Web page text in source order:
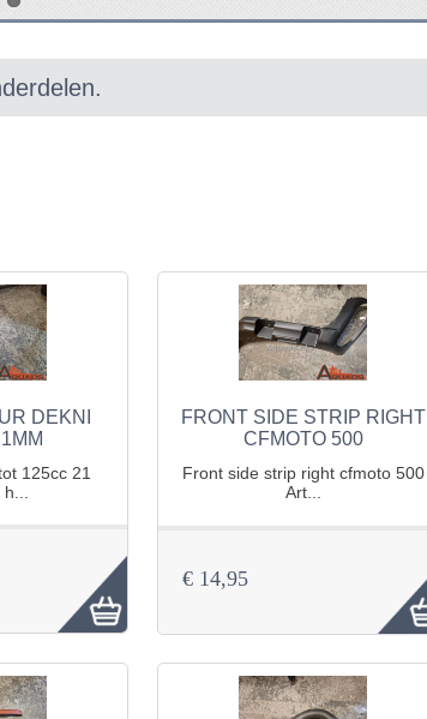
DEKNI
125cc 21
FRONT SIDE STRIP RIGHT
CFMOTO 500
Front side strip right cfmoto 500
Art...
€ 14,95